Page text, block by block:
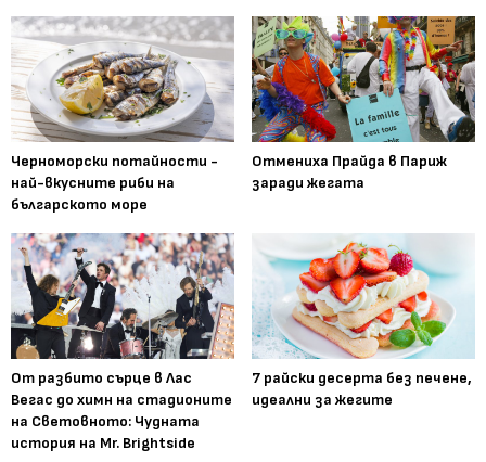
Черноморски потайности -
най-вкусните риби на
българското море
Отмениха Прайда в Париж
заради жегата
От разбито сърце в Лас
Вегас до химн на стадионите
на Световното: Чудната
история на Mr. Brightside
7 райски десерта без печене,
идеални за жегите